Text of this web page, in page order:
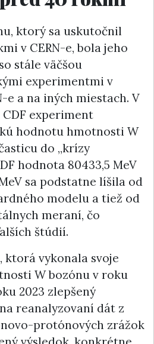
ktorý sa uskutočnil
v CERN-e, bola jeho
stále väčšou
experimentmi v
e a na iných miestach. V
experiment
hodnotu hmotnosti W
do „krízy
hodnota 80433,5 MeV
sa podstatne líšila od
modelu a tiež od
meraní, čo
štúdií.
ktorá vykonala svoje
W bozónu v roku
2023 zlepšený
reanalyzovaní dát z
protónových zrážok